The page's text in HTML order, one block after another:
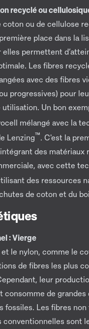
recyclé ou
coton ou de cellulose
place dans la
elles permettent
Les fibres
avec des fibres
progressives) pour
utilisation. Un bon
mélangé avec la
Lenzing™. C'est la
des matériaux
avec cette
des ressources
de coton et du
: Vierge
le nylon, comme le
de fibres les plus
leur
consomme de grandes
fossiles. Les fibres non
conventionnelles sont